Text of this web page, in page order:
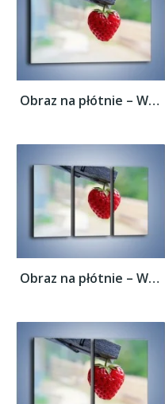
Obraz na płótnie – Wisząca truskawka –...
Obraz na płótnie – Wisząca truskawka –...